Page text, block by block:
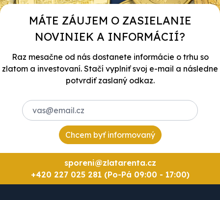
MÁTE ZÁUJEM O ZASIELANIE
NOVINIEK A INFORMÁCIÍ?
Raz mesačne od nás dostanete informácie o trhu so
zlatom a investovaní. Stačí vyplniť svoj e-mail a následne
potvrdiť zaslaný odkaz.
Chcem byť informovaný
sporeni@zlatarenta.cz
+420 227 025 281 (Po-Pá 09:00 - 17:00)